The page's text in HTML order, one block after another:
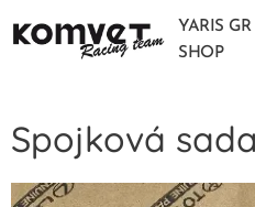
YARIS GR
SHOP
Spojková